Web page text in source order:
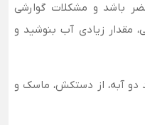
باشد و مشکلات گوارشی
مقدار زیادی آب بنوشید و
دو آبه، از دستکش، ماسک و